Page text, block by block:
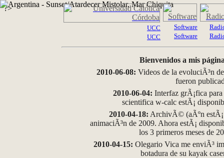
?>
UCC
UCC
Software
Software
Bienvenidos a mis
2010-06-08: Videos de la evoluciÃ³n
fueron
2010-06-04: Interfaz grÃ¡fica
scientifica w-calc estÃ¡
2010-04-18: ArchivÃ© (aÃºn
animaciÃ³n de 2009. Ahora estÃ¡
los 3 primeros meses de
2010-04-15: Olegario Vica me enviÃ³
botadura de su kayak